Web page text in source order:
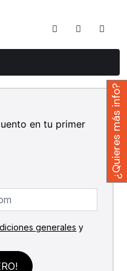
en tu primer
¿Quieres más info?